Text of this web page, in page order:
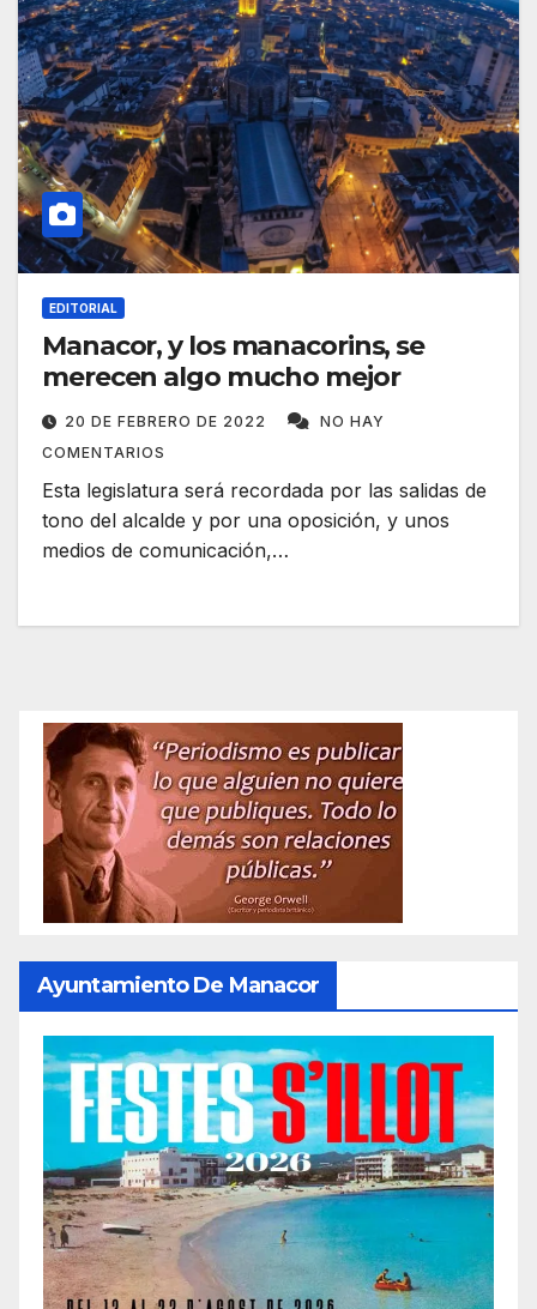
EDITORIAL
Manacor, y los manacorins, se
merecen algo mucho mejor
20 DE FEBRERO DE 2022
NO HAY
COMENTARIOS
Esta legislatura será recordada por las salidas de
tono del alcalde y por una oposición, y unos
medios de comunicación,…
Ayuntamiento De Manacor